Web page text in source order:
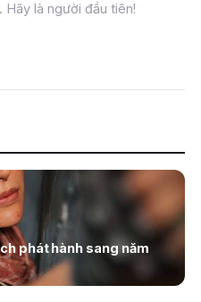
Hãy là người đầu tiên!
phát hành sang năm